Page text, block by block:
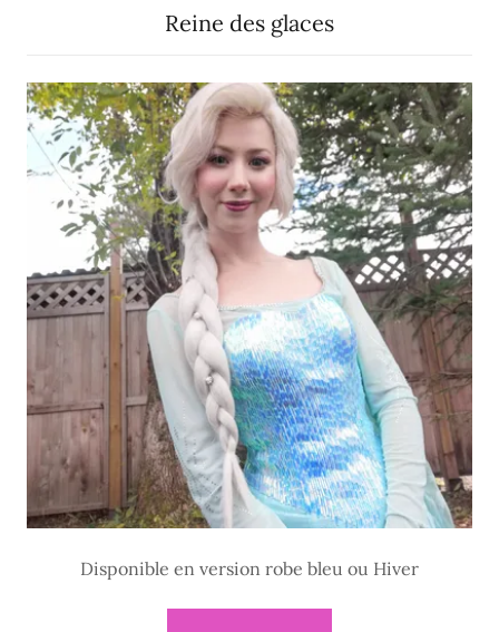
Reine des glaces
Disponible en version robe bleu ou Hiver